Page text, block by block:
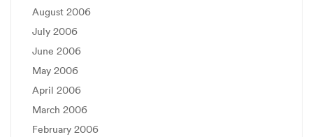
August 2006
July 2006
June 2006
May 2006
April 2006
March 2006
February 2006